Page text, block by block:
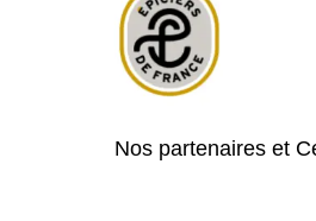
Nos partenaires et